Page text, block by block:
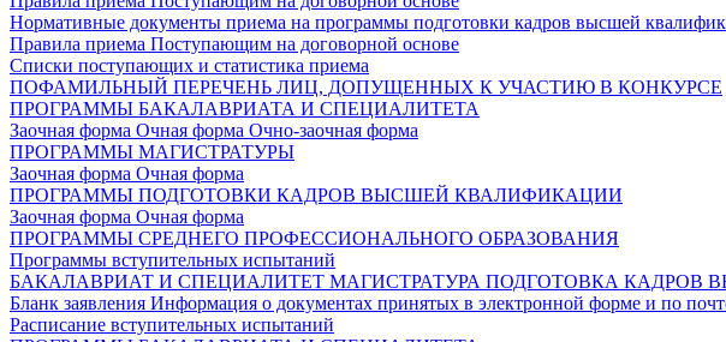
Нормативные документы приема на программы подготовки кадров высшей
Правила приема Поступающим на договорной основе
Списки поступающих и статистика приема
ПОФАМИЛЬНЫЙ ПЕРЕЧЕНЬ ЛИЦ, ДОПУЩЕННЫХ К УЧАСТИЮ В КОНКУРСЕ
ПРОГРАММЫ БАКАЛАВРИАТА И СПЕЦИАЛИТЕТА
Заочная форма Очная форма Очно-заочная форма
ПРОГРАММЫ МАГИСТРАТУРЫ
Заочная форма Очная форма
ПРОГРАММЫ ПОДГОТОВКИ КАДРОВ ВЫСШЕЙ КВАЛИФИКАЦИИ
Заочная форма Очная форма
ПРОГРАММЫ СРЕДНЕГО ПРОФЕССИОНАЛЬНОГО ОБРАЗОВАНИЯ
Программы вступительных испытаний
БАКАЛАВРИАТ И СПЕЦИАЛИТЕТ МАГИСТРАТУРА ПОДГОТОВКА КАДРОВ
Бланк заявления Информация о документах принятых в электронной форме и по
Расписание вступительных испытаний